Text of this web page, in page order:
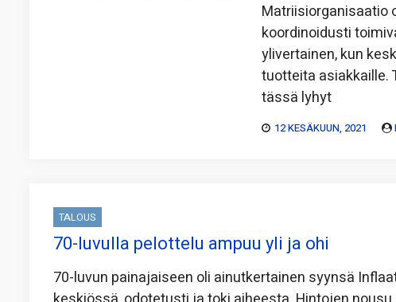
Matriisiorganisaatio
koordinoidusti
ylivertainen, kun
tuotteita asiakkaille.
tässä lyhyt
12 KESÄKUUN, 2021
TALOUS
70-luvulla pelottelu ampuu yli ja ohi
70-luvun painajaiseen oli ainutkertainen syynsä